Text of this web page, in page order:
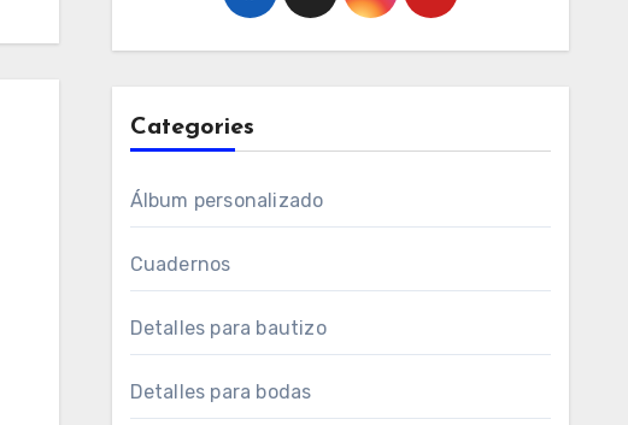
Categories
Álbum personalizado
Cuadernos
Detalles para bautizo
Detalles para bodas